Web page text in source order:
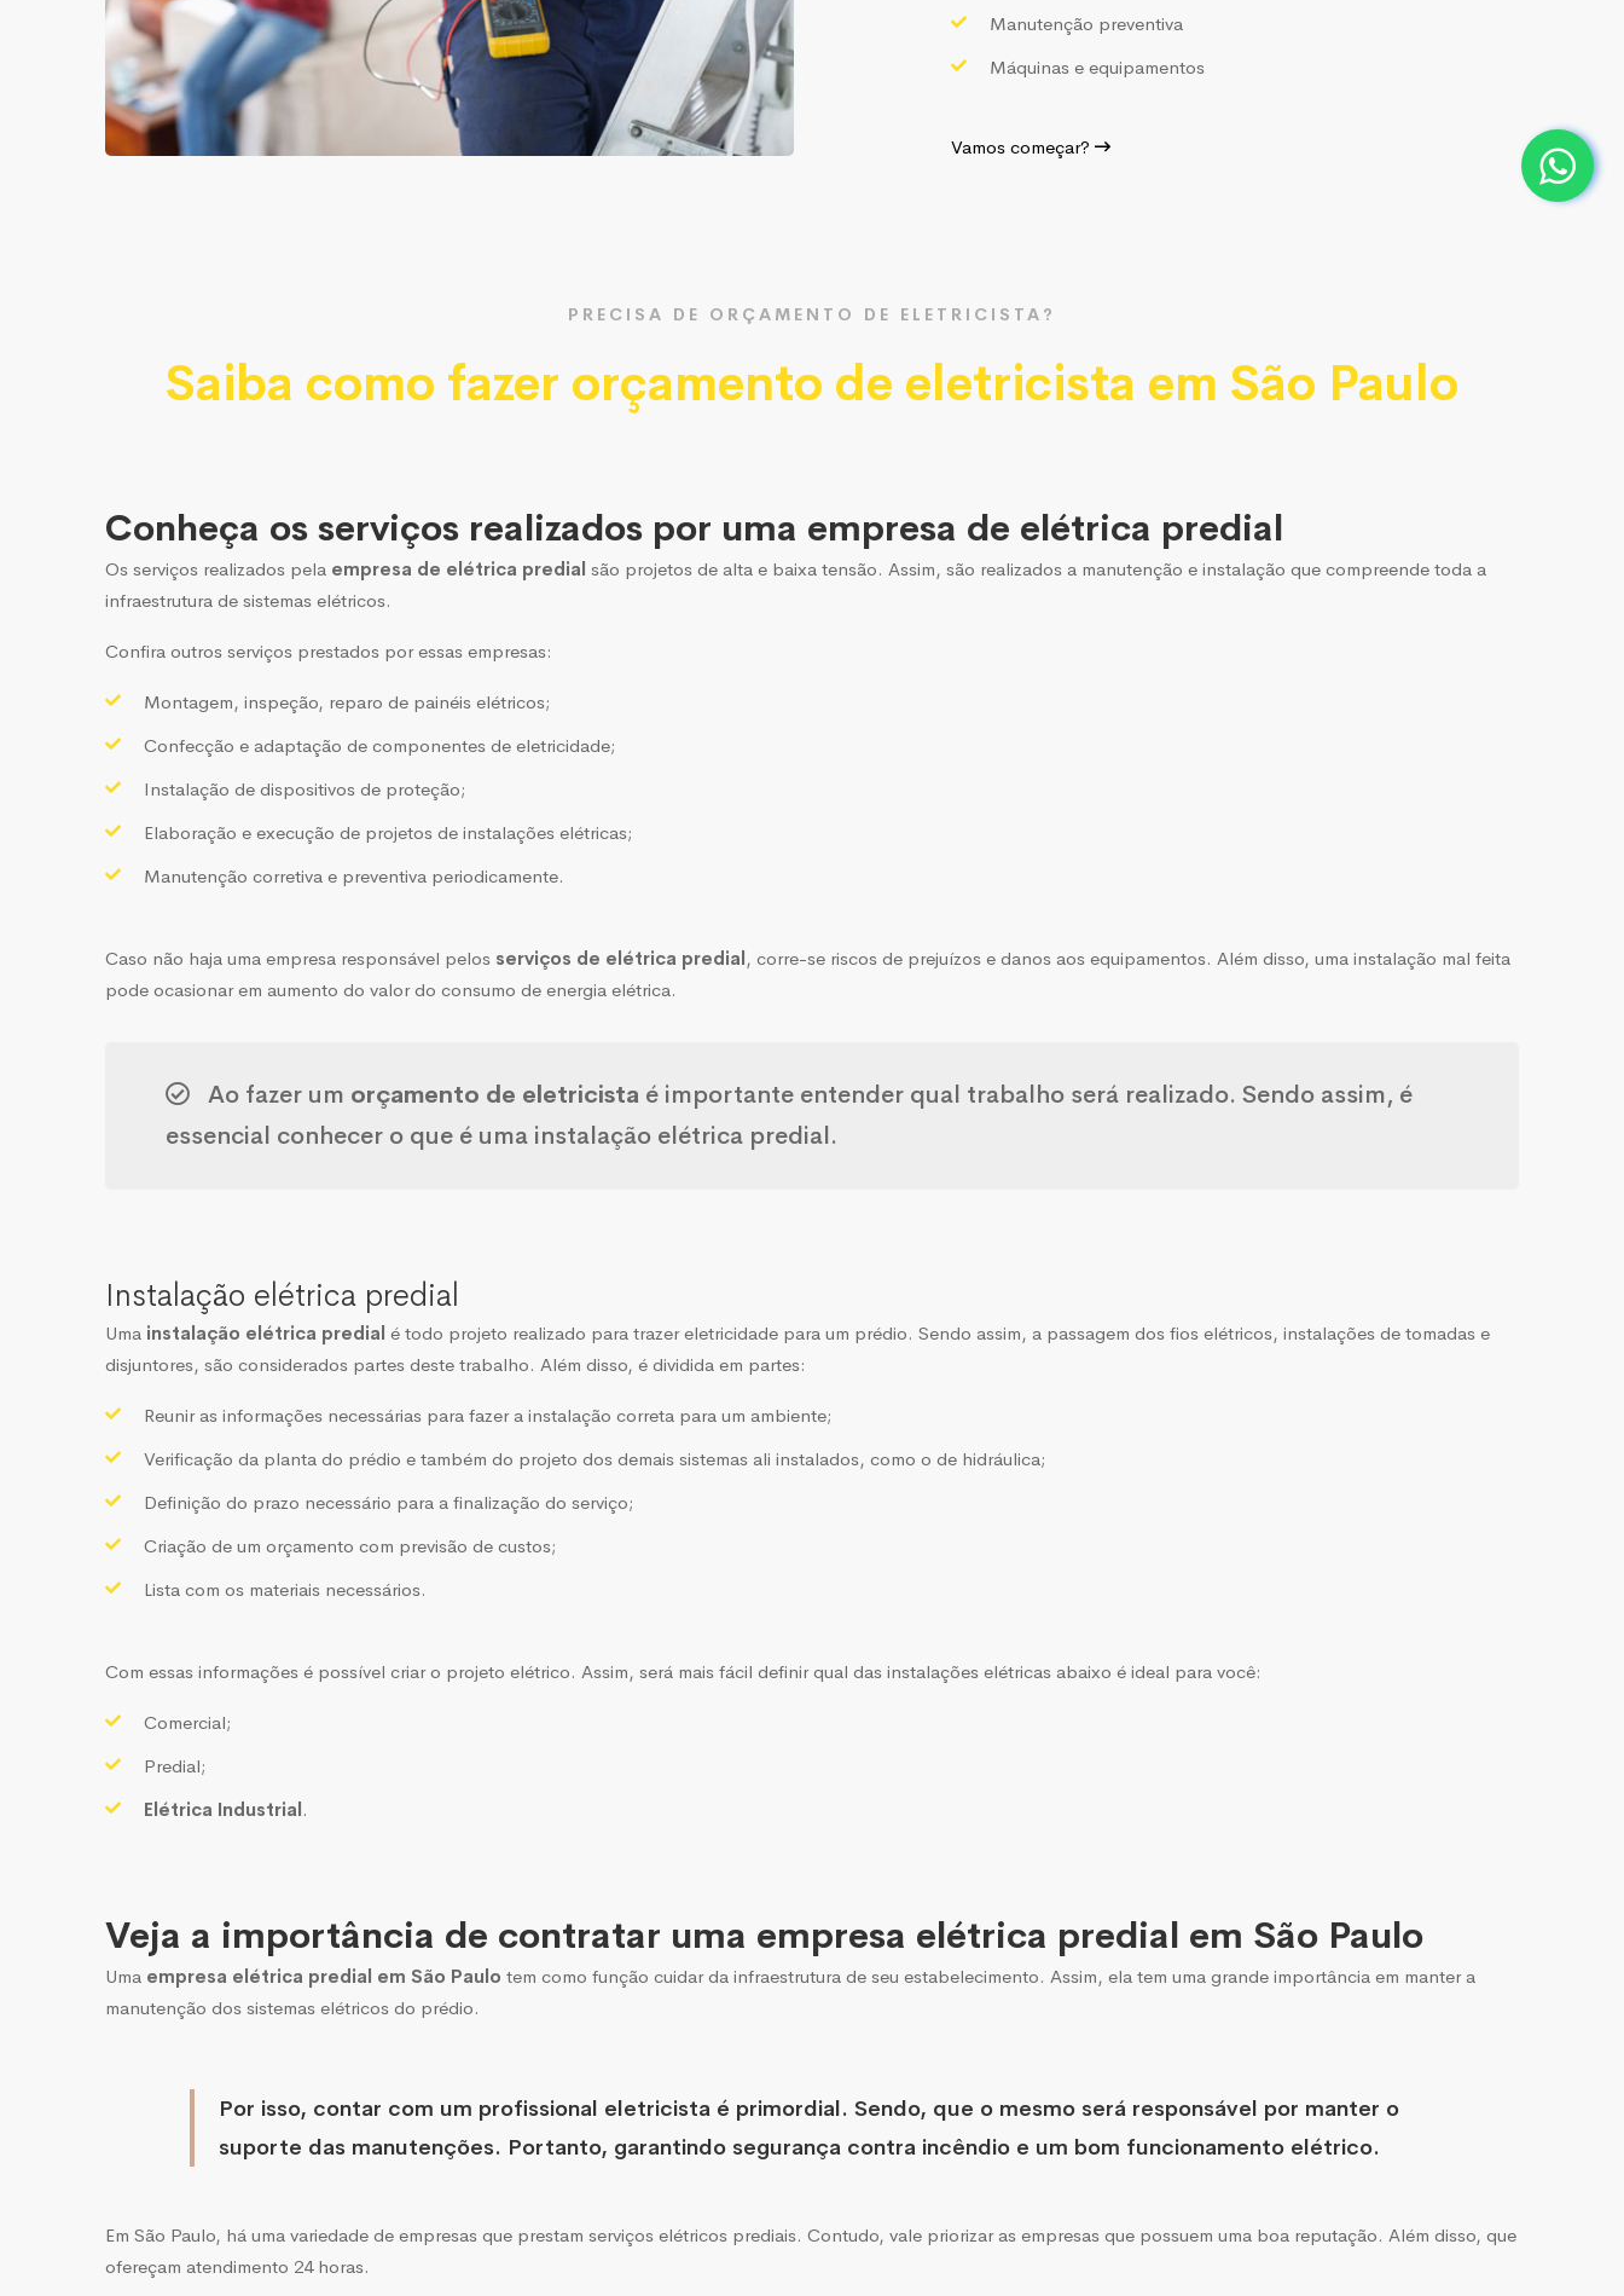
Manutenção preventiva
Máquinas e equipamentos
Vamos começar?
PRECISA DE ORÇAMENTO DE ELETRICISTA?
Saiba como fazer orçamento de eletricista em São Paulo
Conheça os serviços realizados por uma empresa de elétrica predial
Os serviços realizados pela empresa de elétrica predial são projetos de alta e baixa tensão. Assim, são realizados a manutenção e instalação que compreende toda a
infraestrutura de sistemas elétricos.
Confira outros serviços prestados por essas empresas:
Montagem, inspeção, reparo de painéis elétricos;
Confecção e adaptação de componentes de eletricidade;
Instalação de dispositivos de proteção;
Elaboração e execução de projetos de instalações elétricas;
Manutenção corretiva e preventiva periodicamente.
Caso não haja uma empresa responsável pelos serviços de elétrica predial, corre-se riscos de prejuízos e danos aos equipamentos. Além disso, uma instalação mal feita
pode ocasionar em aumento do valor do consumo de energia elétrica.
Ao fazer um orçamento de eletricista é importante entender qual trabalho será realizado. Sendo assim, é
essencial conhecer o que é uma instalação elétrica predial.
Instalação elétrica predial
Uma instalação elétrica predial é todo projeto realizado para trazer eletricidade para um prédio. Sendo assim, a passagem dos fios elétricos, instalações de tomadas e
disjuntores, são considerados partes deste trabalho. Além disso, é dividida em partes:
Reunir as informações necessárias para fazer a instalação correta para um ambiente;
Verificação da planta do prédio e também do projeto dos demais sistemas ali instalados, como o de hidráulica;
Definição do prazo necessário para a finalização do serviço;
Criação de um orçamento com previsão de custos;
Lista com os materiais necessários.
Com essas informações é possível criar o projeto elétrico. Assim, será mais fácil definir qual das instalações elétricas abaixo é ideal para você:
Comercial;
Predial;
Elétrica Industrial.
Veja a importância de contratar uma empresa elétrica predial em São Paulo
Uma empresa elétrica predial em São Paulo tem como função cuidar da infraestrutura de seu estabelecimento. Assim, ela tem uma grande importância em manter a
manutenção dos sistemas elétricos do prédio.
Por isso, contar com um profissional eletricista é primordial. Sendo, que o mesmo será responsável por manter o
suporte das manutenções. Portanto, garantindo segurança contra incêndio e um bom funcionamento elétrico.
Em São Paulo, há uma variedade de empresas que prestam serviços elétricos prediais. Contudo, vale priorizar as empresas que possuem uma boa reputação. Além disso, que
ofereçam atendimento 24 horas.